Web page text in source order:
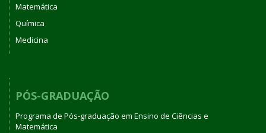
Matemática
Química
Medicina
PÓS-GRADUAÇÃO
Programa de Pós-graduação em Ensino de Ciências e
Matemática